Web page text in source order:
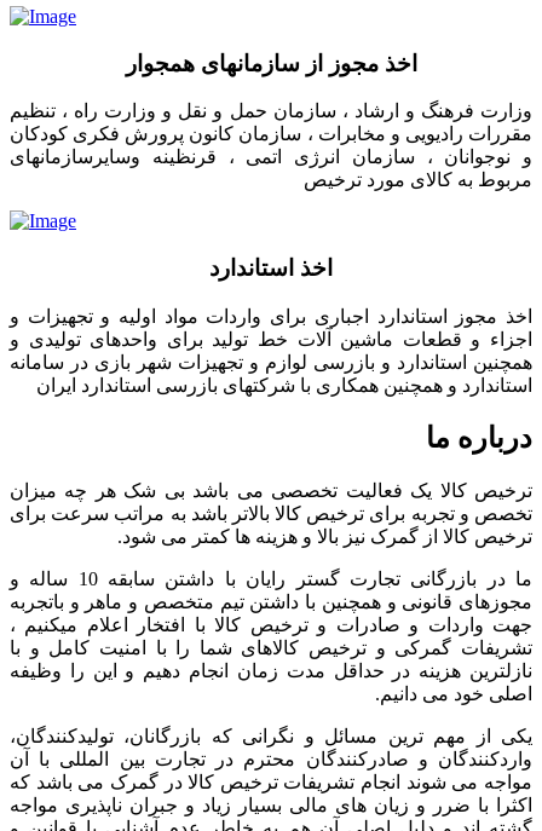
اخذ مجوز از سازمانهای همجوار
وزارت فرهنگ و ارشاد ، سازمان حمل و نقل و وزارت راه ، تنظیم
مقررات رادیویی و مخابرات ، سازمان کانون پرورش فکری کودکان
و نوجوانان ، سازمان انرژی اتمی ، قرنظینه وسایرسازمانهای
مربوط به کالای مورد ترخیص
اخذ استاندارد
اخذ مجوز استاندارد اجباری برای واردات مواد اولیه و تجهیزات و
اجزاء و قطعات ماشین آلات خط تولید برای واحدهای تولیدی و
همچنین استاندارد و بازرسی لوازم و تجهیزات شهر بازی در سامانه
استاندارد و همچنین همکاری با شرکتهای بازرسی استاندارد ایران
درباره ما
ترخیص کالا یک فعالیت تخصصی می باشد بی شک هر چه میزان
تخصص و تجربه برای ترخیص کالا بالاتر باشد به مراتب سرعت برای
ترخیص کالا از گمرک نیز بالا و هزینه ها کمتر می شود.
ما در بازرگانی تجارت گستر رایان با داشتن سابقه 10 ساله و
مجوزهای قانونی و همچنین با داشتن تیم متخصص و ماهر و باتجربه
جهت واردات و صادرات و ترخیص کالا با افتخار اعلام میکنیم ،
تشریفات گمرکی و ترخیص کالاهای شما را با امنیت کامل و با
نازلترین هزینه در حداقل مدت زمان انجام دهیم و این را وظیفه
اصلی خود می دانیم.
یکی از مهم ترین مسائل و نگرانی که بازرگانان، تولیدکنندگان،
واردکنندگان و صادرکنندگان محترم در تجارت بین المللی با آن
مواجه می شوند انجام تشریفات ترخیص کالا در گمرک می باشد که
اکثرا با ضرر و زیان های مالی بسیار زیاد و جبران ناپذیری مواجه